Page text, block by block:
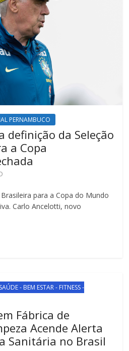
PERNAMBUCO
definição da Seleção
a Copa
para a Copa do Mundo
Carlo Ancelotti, novo
SAÚDE - BEM ESTAR - FITNESS -
Fábrica de
Acende Alerta
Sanitária no Brasil